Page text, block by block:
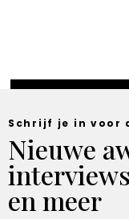
Schrijf je in voor
Nieuwe
en meer